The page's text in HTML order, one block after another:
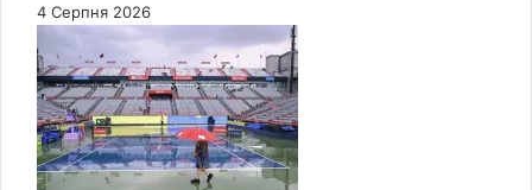
4 Серпня 2026